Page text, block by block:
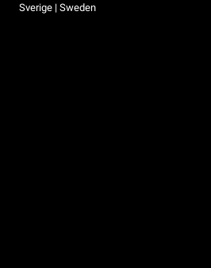
Sverige | Sweden